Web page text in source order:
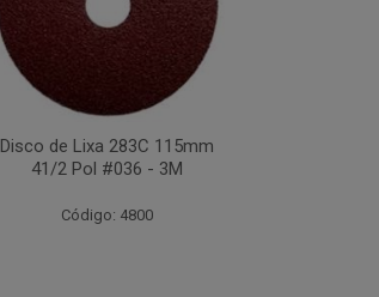
Disco de Lixa 283C 115mm
41/2 Pol #036 - 3M
Código: 4800